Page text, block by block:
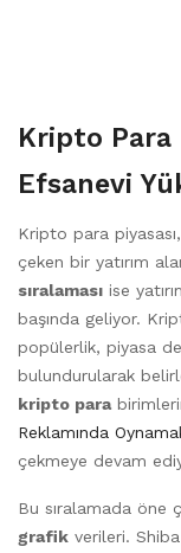
Kripto Para
Efsanevi
Kripto para
çeken bir yatırım
sıralaması ise
başında geliyor.
popülerlik, piyasa
bulundurularak
kripto para
Reklamında
çekmeye devam
Bu sıralamada öne
grafik verileri.